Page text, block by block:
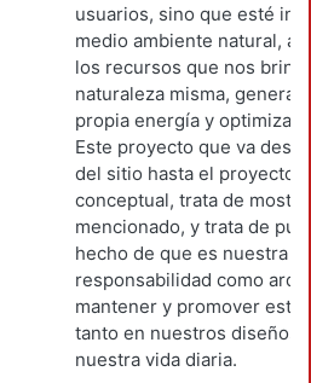
usuarios, sino que esté
medio ambiente natural,
los recursos que nos
naturaleza misma,
propia energía y
Este proyecto que va
del sitio hasta el proyecto
conceptual, trata de
mencionado, y trata de
hecho de que es nuestra
responsabilidad como
mantener y promover este
tanto en nuestros diseños
nuestra vida diaria.